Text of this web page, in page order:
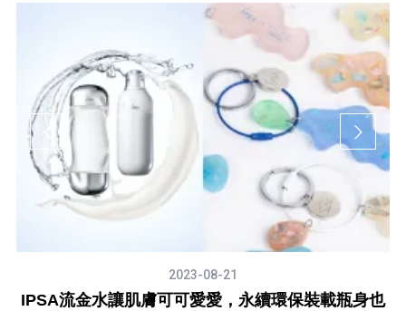
2023-08-21
IPSA流金水讓肌膚可可愛愛，永續環保裝載瓶身也